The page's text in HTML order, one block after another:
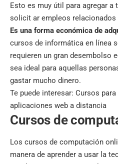
Esto es muy útil para agregar a
solicit ar empleos
Es una forma económica de
cursos de informática en línea
requieren un gran desembolso
sea ideal para aquellas
gastar mucho dinero.
Te puede interesar: Cursos
aplicaciones web a distancia
Cursos de
Los cursos de computación
manera de aprender a usar la